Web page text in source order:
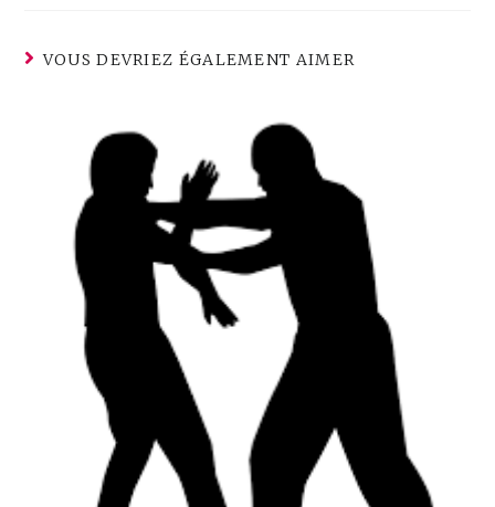
VOUS DEVRIEZ ÉGALEMENT AIMER